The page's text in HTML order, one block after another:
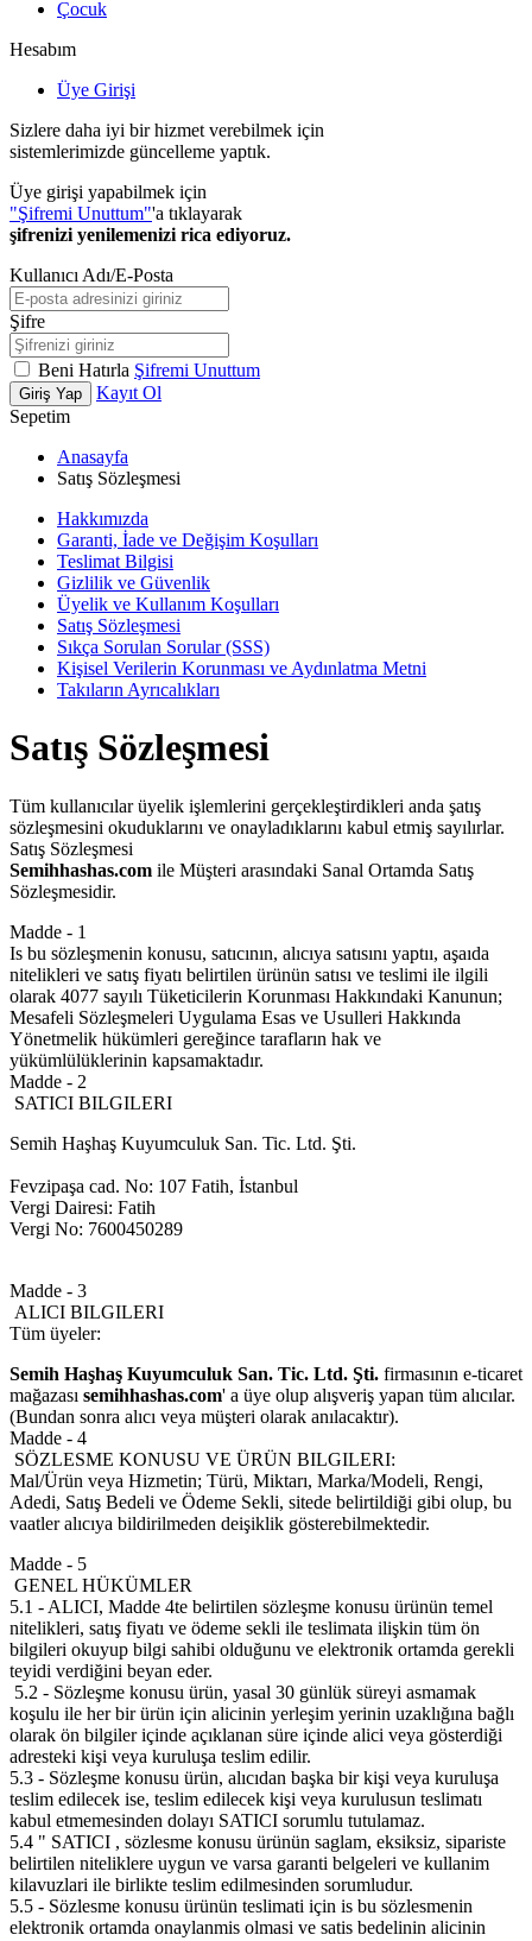
Çocuk
Hesabım
Üye Girişi
Sizlere daha iyi bir hizmet verebilmek için
sistemlerimizde güncelleme yaptık.
Üye girişi yapabilmek için
"Şifremi Unuttum"'a tıklayarak
şifrenizi yenilemenizi rica ediyoruz.
Kullanıcı Adı/E-Posta
Şifre
Beni Hatırla Şifremi Unuttum
Giriş Yap
Kayıt Ol
Sepetim
Anasayfa
Satış Sözleşmesi
Hakkımızda
Garanti, İade ve Değişim Koşulları
Teslimat Bilgisi
Gizlilik ve Güvenlik
Üyelik ve Kullanım Koşulları
Satış Sözleşmesi
Sıkça Sorulan Sorular (SSS)
Kişisel Verilerin Korunması ve Aydınlatma Metni
Takıların Ayrıcalıkları
Satış Sözleşmesi
Tüm kullanıcılar üyelik işlemlerini gerçekleştirdikleri anda şatış
sözleşmesini okuduklarını ve onayladıklarını kabul etmiş sayılırlar.
Satış Sözleşmesi
Semihhashas.com ile Müşteri arasındaki Sanal Ortamda Satış
Sözleşmesidir.
Madde - 1
Is bu sözleşmenin konusu, satıcının, alıcıya satısını yaptıı, aşaıda
nitelikleri ve satış fiyatı belirtilen ürünün satısı ve teslimi ile ilgili
olarak 4077 sayılı Tüketicilerin Korunması Hakkındaki Kanunun;
Mesafeli Sözleşmeleri Uygulama Esas ve Usulleri Hakkında
Yönetmelik hükümleri gereğince tarafların hak ve
yükümlülüklerinin kapsamaktadır.
Madde - 2
SATICI BILGILERI
Semih Haşhaş Kuyumculuk San. Tic. Ltd. Şti.
Fevzipaşa cad. No: 107 Fatih, İstanbul
Vergi Dairesi: Fatih
Vergi No: 7600450289
Madde - 3
ALICI BILGILERI
Tüm üyeler:
Semih Haşhaş Kuyumculuk San. Tic. Ltd. Şti. firmasının e-ticaret
mağazası semihhashas.com' a üye olup alışveriş yapan tüm alıcılar.
(Bundan sonra alıcı veya müşteri olarak anılacaktır).
Madde - 4
SÖZLESME KONUSU VE ÜRÜN BILGILERI:
Mal/Ürün veya Hizmetin; Türü, Miktarı, Marka/Modeli, Rengi,
Adedi, Satış Bedeli ve Ödeme Sekli, sitede belirtildiği gibi olup, bu
vaatler alıcıya bildirilmeden deişiklik gösterebilmektedir.
Madde - 5
GENEL HÜKÜMLER
5.1 - ALICI, Madde 4te belirtilen sözleşme konusu ürünün temel
nitelikleri, satış fiyatı ve ödeme sekli ile teslimata ilişkin tüm ön
bilgileri okuyup bilgi sahibi olduğunu ve elektronik ortamda gerekli
teyidi verdiğini beyan eder.
5.2 - Sözleşme konusu ürün, yasal 30 günlük süreyi asmamak
koşulu ile her bir ürün için alicinin yerleşim yerinin uzaklığına bağlı
olarak ön bilgiler içinde açıklanan süre içinde alici veya gösterdiği
adresteki kişi veya kuruluşa teslim edilir.
5.3 - Sözleşme konusu ürün, alıcıdan başka bir kişi veya kuruluşa
teslim edilecek ise, teslim edilecek kişi veya kurulusun teslimatı
kabul etmemesinden dolayı SATICI sorumlu tutulamaz.
5.4 " SATICI , sözlesme konusu ürünün saglam, eksiksiz, sipariste
belirtilen niteliklere uygun ve varsa garanti belgeleri ve kullanim
kilavuzlari ile birlikte teslim edilmesinden sorumludur.
5.5 - Sözlesme konusu ürünün teslimati için is bu sözlesmenin
elektronik ortamda onaylanmis olmasi ve satis bedelinin alicinin